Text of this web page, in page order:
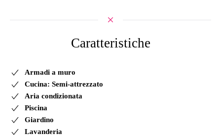
Caratteristiche
Armadi a muro
Cucina: Semi-attrezzato
Aria condizionata
Piscina
Giardino
Lavanderia